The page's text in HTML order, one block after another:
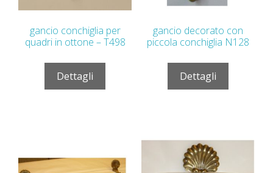
gancio conchiglia per
quadri in ottone – T498
Dettagli
gancio decorato con
piccola conchiglia N128
Dettagli